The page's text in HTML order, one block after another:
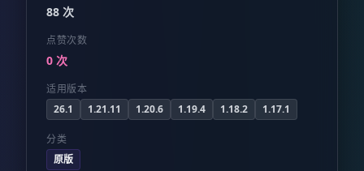
88 次
点赞次数
0 次
适用版本
26.1
1.21.11 1.20.6 1.19.4 1.18.2 1.17.1
分类
原版